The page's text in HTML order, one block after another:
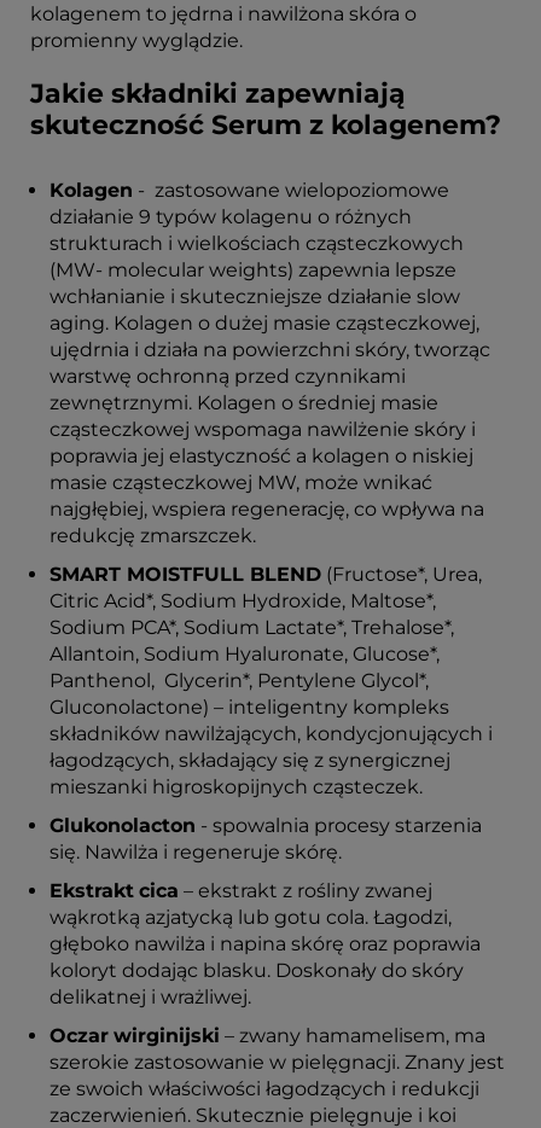
kolagenem to jędrna i nawilżona skóra o
promienny wyglądzie.
Jakie składniki zapewniają
skuteczność Serum z kolagenem?
Kolagen - zastosowane wielopoziomowe
działanie 9 typów kolagenu o różnych
strukturach i wielkościach cząsteczkowych
(MW- molecular weights) zapewnia lepsze
wchłanianie i skuteczniejsze działanie slow
aging. Kolagen o dużej masie cząsteczkowej,
ujędrnia i działa na powierzchni skóry, tworząc
warstwę ochronną przed czynnikami
zewnętrznymi. Kolagen o średniej masie
cząsteczkowej wspomaga nawilżenie skóry i
poprawia jej elastyczność a kolagen o niskiej
masie cząsteczkowej MW, może wnikać
najgłębiej, wspiera regenerację, co wpływa na
redukcję zmarszczek.
SMART MOISTFULL BLEND (Fructose*, Urea,
Citric Acid*, Sodium Hydroxide, Maltose*,
Sodium PCA*, Sodium Lactate*, Trehalose*,
Allantoin, Sodium Hyaluronate, Glucose*,
Panthenol, Glycerin*, Pentylene Glycol*,
Gluconolactone) – inteligentny kompleks
składników nawilżających, kondycjonujących i
łagodzących, składający się z synergicznej
mieszanki higroskopijnych cząsteczek.
Glukonolacton - spowalnia procesy starzenia
się. Nawilża i regeneruje skórę.
Ekstrakt cica – ekstrakt z rośliny zwanej
wąkrotką azjatycką lub gotu cola. Łagodzi,
głęboko nawilża i napina skórę oraz poprawia
koloryt dodając blasku. Doskonały do skóry
delikatnej i wrażliwej.
Oczar wirginijski – zwany hamamelisem, ma
szerokie zastosowanie w pielęgnacji. Znany jest
ze swoich właściwości łagodzących i redukcji
zaczerwienień. Skutecznie pielęgnuje i koi